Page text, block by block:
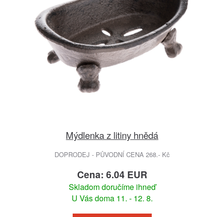
Mýdlenka z litiny hnědá
DOPRODEJ - PŮVODNÍ CENA 268.- Kč
Cena: 6.04 EUR
Skladom doručíme ihneď
U Vás doma 11. - 12. 8.